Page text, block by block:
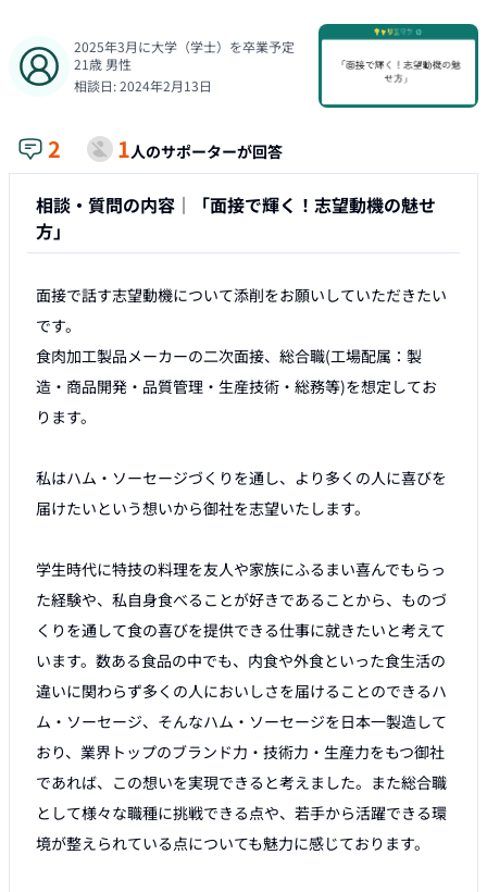
2025年3月に大学（学士）を卒業予定
21歳 男性
相談日:2024年2月13日
2 1人のサポーターが回答
相談・質問の内容｜
「面接で輝く！志望動機の魅せ
方」
面接で話す志望動機について添削をお願いしていただきたい
です。
食肉加工製品メーカーの二次面接、総合職(工場配属：製
造・商品開発・品質管理・生産技術・総務等)を想定してお
ります。
私はハム・ソーセージづくりを通し、より多くの人に喜びを
届けたいという想いから御社を志望いたします。
学生時代に特技の料理を友人や家族にふるまい喜んでもらっ
た経験や、私自身食べることが好きであることから、ものづ
くりを通して食の喜びを提供できる仕事に就きたいと考えて
います。数ある食品の中でも、内食や外食といった食生活の
違いに関わらず多くの人においしさを届けることのできるハ
ム・ソーセージ、そんなハム・ソーセージを日本一製造して
おり、業界トップのブランド力・技術力・生産力をもつ御社
であれば、この想いを実現できると考えました。また総合職
として様々な職種に挑戦できる点や、若手から活躍できる環
境が整えられている点についても魅力に感じております。